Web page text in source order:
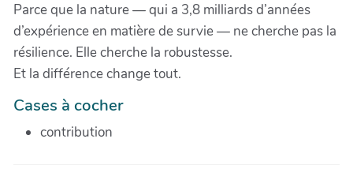
Parce que la nature — qui a 3,8 milliards d’années
d’expérience en matière de survie — ne cherche pas la
résilience. Elle cherche la robustesse.
Et la différence change tout.
Cases à cocher
contribution